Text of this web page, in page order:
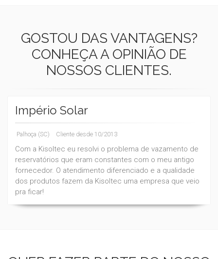
GOSTOU DAS VANTAGENS?
CONHEÇA A OPINIÃO DE
NOSSOS CLIENTES.
Império Solar
Palhoça (SC) Cliente desde 10/2013
Com a Kisoltec eu resolvi o problema de vazamento de
reservatórios que eram constantes com o meu antigo
fornecedor. O atendimento diferenciado e a qualidade
dos produtos fazem da Kisoltec uma empresa que veio
pra ficar!